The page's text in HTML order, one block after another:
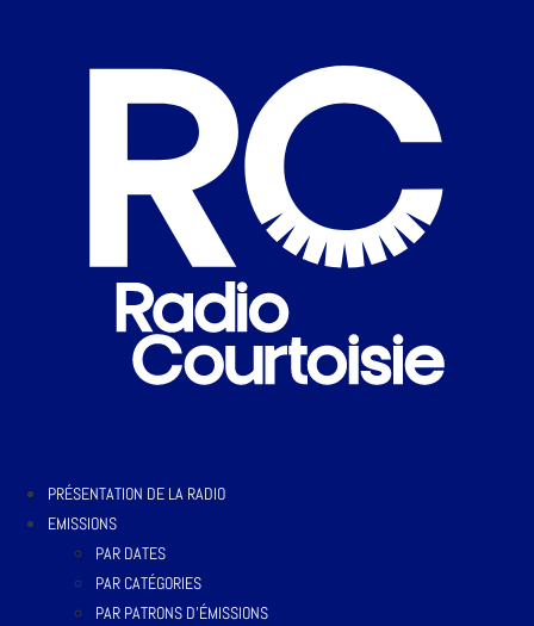
PRÉSENTATION DE LA RADIO
EMISSIONS
PAR DATES
PAR CATÉGORIES
PAR PATRONS D’ÉMISSIONS